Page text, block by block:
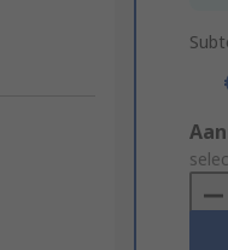
Add
to